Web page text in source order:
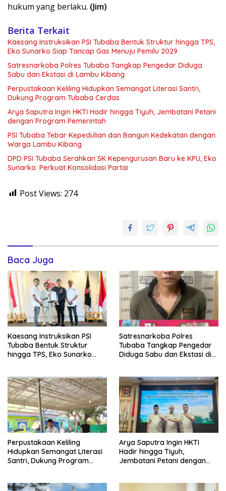
hukum yang berlaku. (Jim)
Berita Terkait
Kaesang Instruksikan PSI Tubaba Bentuk Struktur hingga TPS,
Eko Sunarko Siap Tancap Gas Menuju Pemilu 2029
Satresnarkoba Polres Tubaba Tangkap Pengedar Diduga
Sabu dan Ekstasi di Lambu Kibang
Perpustakaan Keliling Hidupkan Semangat Literasi Santri,
Dukung Program Tubaba Cerdas
Arya Saputra Ingin HKTI Hadir hingga Tiyuh, Jembatani Petani
dengan Program Pemerintah
PSI Tubaba Tebar Kepedulian dan Bangun Kedekatan dengan
Warga Lambu Kibang
DPD PSI Tubaba Serahkan SK Kepengurusan Baru ke KPU, Eko
Sunarko: Perkuat Konsolidasi Partai
Post Views: 274
Baca Juga
Kaesang Instruksikan PSI
Tubaba Bentuk Struktur
hingga TPS, Eko Sunarko
Satresnarkoba Polres
Tubaba Tangkap Pengedar
Diduga Sabu dan Ekstasi di
Perpustakaan Keliling
Hidupkan Semangat Literasi
Santri, Dukung Program
Arya Saputra Ingin HKTI
Hadir hingga Tiyuh,
Jembatani Petani dengan